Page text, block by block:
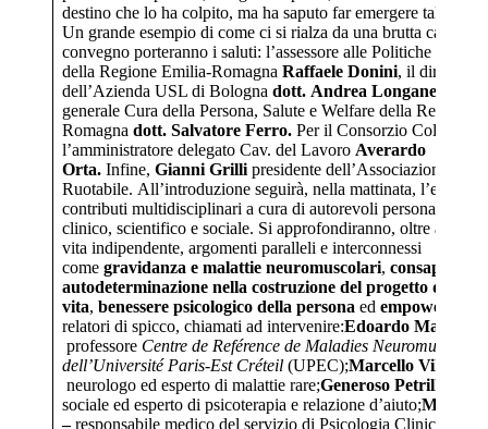
destino che lo ha colpito, ma ha saputo far emergere talenti e
Un grande esempio di come ci si rialza da una brutta
convegno porteranno i saluti: l’assessore alle Politiche per la
della Regione Emilia-Romagna Raffaele Donini, il direttore
dell’Azienda USL di Bologna dott. Andrea Longanesi
generale Cura della Persona, Salute e Welfare della Regione
Romagna dott. Salvatore Ferro. Per il Consorzio Colibrì
l’amministratore delegato Cav. del Lavoro Averardo
Orta. Infine, Gianni Grilli presidente dell’Associazione
Ruotabile. All’introduzione seguirà, nella mattinata,
contributi multidisciplinari a cura di autorevoli personalità
clinico, scientifico e sociale. Si approfondiranno, oltre a
vita indipendente, argomenti paralleli e interconnessi
come gravidanza e malattie neuromuscolari,
autodeterminazione nella costruzione del progetto di
vita, benessere psicologico della persona ed empowerment
relatori di spicco, chiamati ad intervenire:Edoardo Malfatti –
professore Centre de Reférence de Maladies
dell’Université Paris-Est Créteil (UPEC);Marcello
neurologo ed esperto di malattie rare;Generoso Petrillo –
sociale ed esperto di psicoterapia e relazione d’aiuto;Marina
–responsabile medico del servizio di Psicologia Clinica di